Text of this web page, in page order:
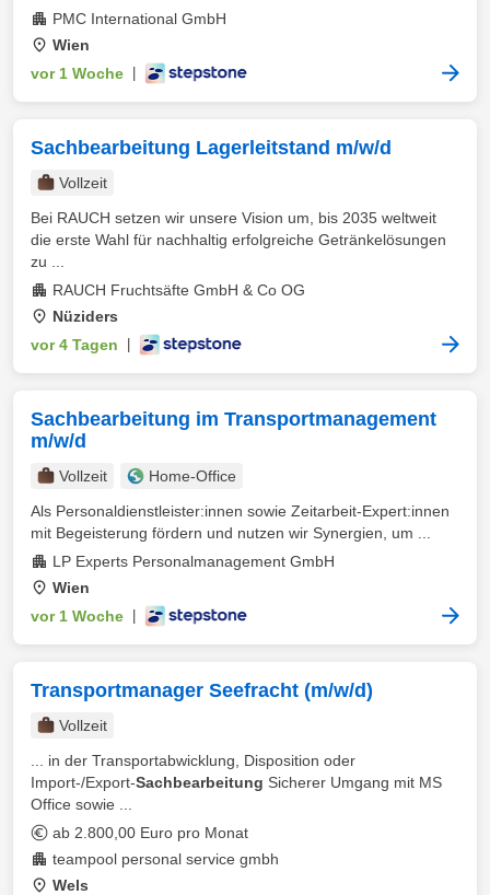
PMC International GmbH
Wien
vor 1 Woche
Sachbearbeitung Lagerleitstand m/w/d
Vollzeit
Bei RAUCH setzen wir unsere Vision um, bis 2035 weltweit
die erste Wahl für nachhaltig erfolgreiche Getränkelösungen
zu ...
RAUCH Fruchtsäfte GmbH & Co OG
Nüziders
vor 4 Tagen
Sachbearbeitung im Transportmanagement
m/w/d
Vollzeit
Home-Office
Als Personaldienstleister:innen sowie Zeitarbeit-Expert:innen
mit Begeisterung fördern und nutzen wir Synergien, um ...
LP Experts Personalmanagement GmbH
Wien
vor 1 Woche
Transportmanager Seefracht (m/w/d)
Vollzeit
... in der Transportabwicklung, Disposition oder
Import-/Export-Sachbearbeitung Sicherer Umgang mit MS
Office sowie ...
ab 2.800,00 Euro pro Monat
teampool personal service gmbh
Wels